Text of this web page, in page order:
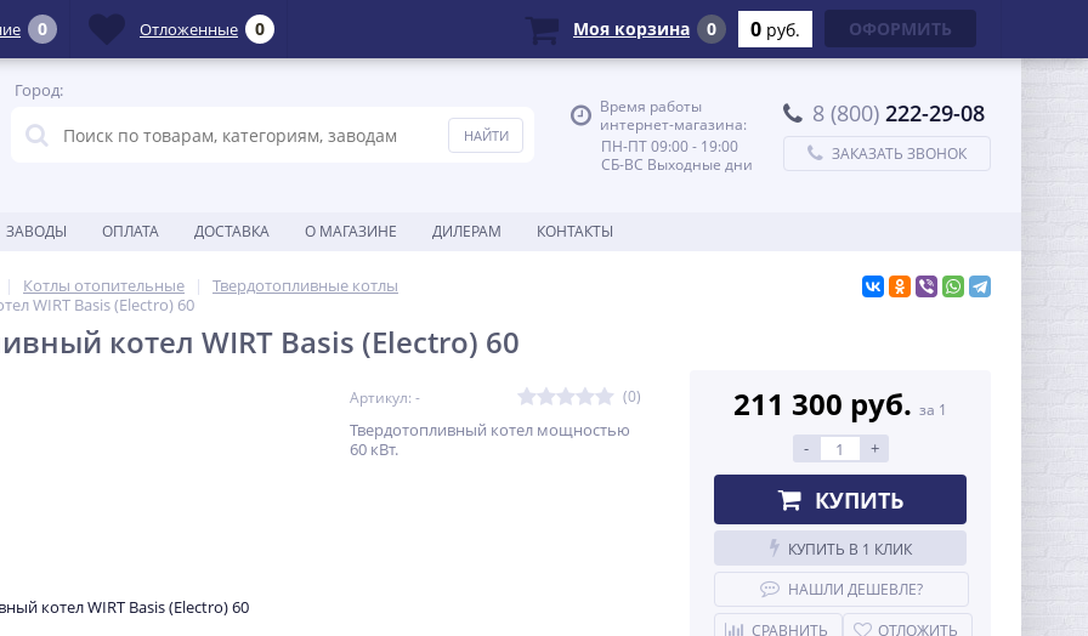
Город:
Время работы
интернет-магазина:
ПН-ПТ 09:00 - 19:00
СБ-ВС Выходные дни
8 (800) 222-29-08
ЗАКАЗАТЬ ЗВОНОК
ЗАВОДЫ ОПЛАТА ДОСТАВКА О МАГАЗИНЕ ДИЛЕРАМ КОНТАКТЫ
Котлы отопительные
Твердотопливные котлы
WIRT Basis (Electro) 60
котел WIRT Basis (Electro) 60
Артикул: - (0)
Твердотопливный котел мощностью
60 кВт.
211 300 руб. за 1
- +
КУПИТЬ
КУПИТЬ В 1 КЛИК
НАШЛИ ДЕШЕВЛЕ?
СРАВНИТЬ
ОТЛОЖИТЬ
0 Отложенные 0 Моя корзина 0 0 руб. ОФОРМИТЬ